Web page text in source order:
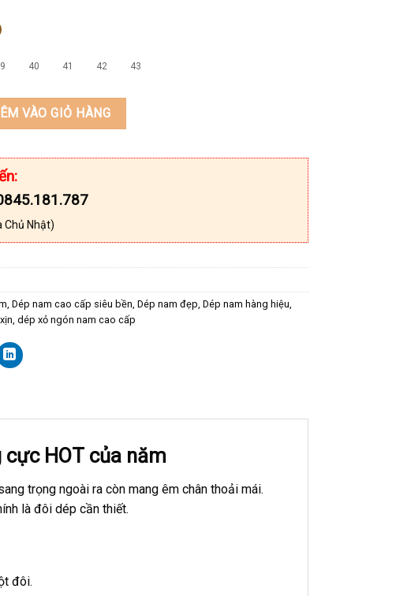
40 41 42 43
da bò thật KEEDO NK272 số lượng
VÀO GIỎ HÀNG
Chủ Nhật)
, Dép nam cao cấp siêu bền, Dép nam đẹp, Dép nam hàng hiệu,
, dép xỏ ngón nam cao cấp
HOT của năm
trọng ngoài ra còn mang êm chân thoải mái.
là đôi dép cần thiết.
đôi.